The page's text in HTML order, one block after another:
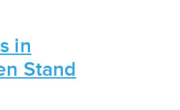
in
Stand